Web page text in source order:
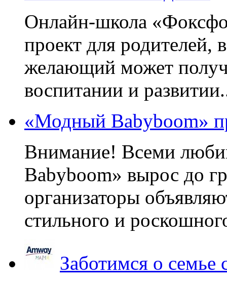
Онлайн-школа
проект для родителей,
желающий может
воспитании и
«Модный Babyboom»
Внимание! Всеми
Babyboom» вырос до
организаторы
стильного и
Заботимся о